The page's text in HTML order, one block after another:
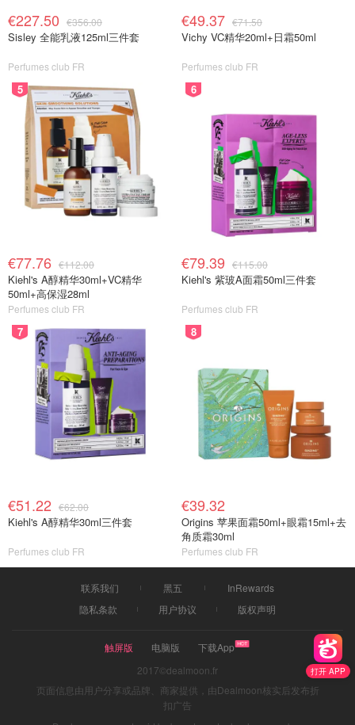
打开 APP
€227.50 €356.00
Sisley 全能乳液125ml三件套
Perfumes club FR
€49.37 €71.50
Vichy VC精华20ml+日霜50ml
Perfumes club FR
5
€77.76 €112.00
Kiehl's A醇精华30ml+VC精华
50ml+高保湿28ml
Perfumes club FR
6
€79.39 €115.00
Kiehl's 紫玻A面霜50ml三件套
Perfumes club FR
7
€51.22 €62.00
Kiehl's A醇精华30ml三件套
Perfumes club FR
8
€39.32
Origins 苹果面霜50ml+眼霜15ml+去
角质霜30ml
Perfumes club FR
联系我们 黑五
InRewards
隐私条款
用户协议 版权声明
触屏版 电脑版
下载App
2017©dealmoon.fr
页面信息由用户分享或品牌、商家提供，由Dealmoon核实后发布折
扣广告